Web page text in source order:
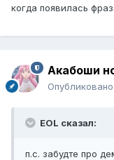
когда появилась
Акабоши
Опубликовано
EOL сказал:
п.с. забудте про